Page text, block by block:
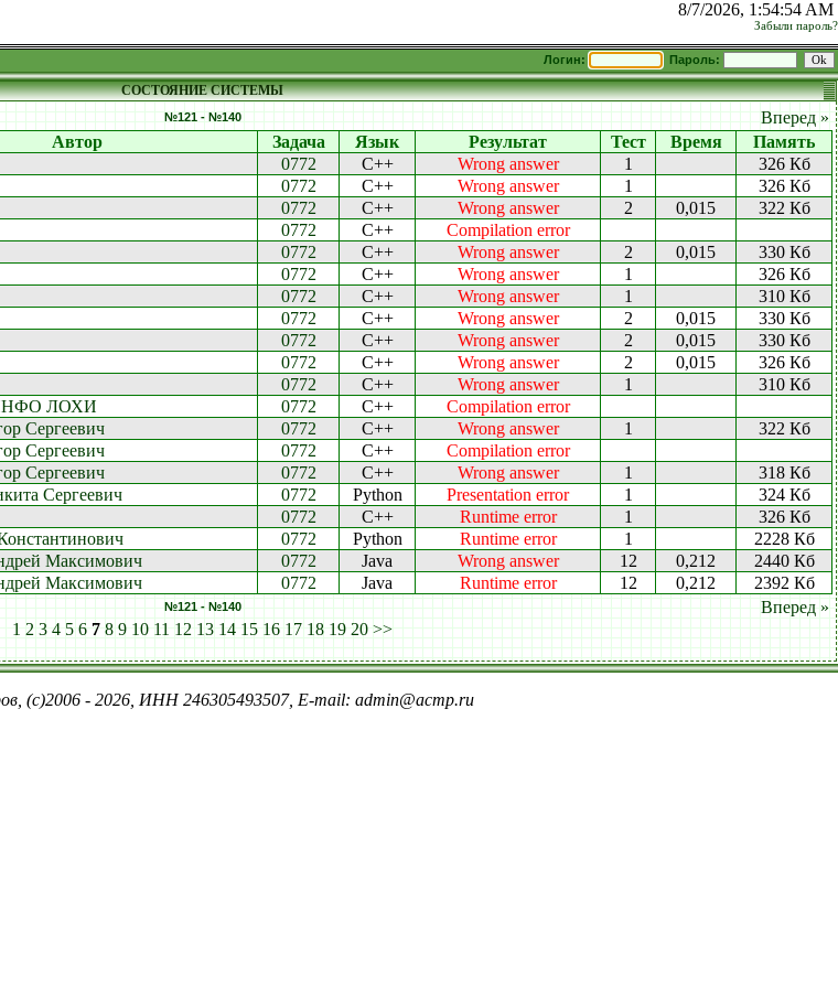
8/7/2026, 1:54:54 AM
Забыли пароль?
Логин: Пароль:
СОСТОЯНИЕ СИСТЕМЫ
№121 - №140
Вперед »
Автор Задача Язык Результат Тест Время
Память
0772 C++ Wrong answer 1
326 Кб
0772 C++ Wrong answer 1
326 Кб
0772 C++ Wrong answer 2 0,015
322 Кб
0772 C++
Compilation error
0772 C++ Wrong answer 2 0,015
330 Кб
0772 C++ Wrong answer 1
326 Кб
0772 C++ Wrong answer 1
310 Кб
0772 C++ Wrong answer 2 0,015
330 Кб
0772 C++ Wrong answer 2 0,015
330 Кб
0772 C++ Wrong answer 2 0,015
326 Кб
0772 C++ Wrong answer 1
310 Кб
ЛОХИ 0772 C++
Compilation error
Сергеевич 0772 C++ Wrong answer 1
322 Кб
Сергеевич 0772 C++
Compilation error
Сергеевич 0772 C++ Wrong answer 1
318 Кб
Сергеевич 0772 Python Presentation error 1
324 Кб
0772 C++ Runtime error 1
326 Кб
0772 Python Runtime error 1
2228 Кб
Максимович 0772 Java Wrong answer 12 0,212
2440 Кб
Максимович 0772 Java Runtime error 12 0,212
2392 Кб
№121 - №140
Вперед »
1 2 3 4 5 6 7 8 9 10 11 12 13 14 15 16 17 18 19 20 >>
(c)2006 - 2026, ИНН 246305493507, E-mail: admin@acmp.ru